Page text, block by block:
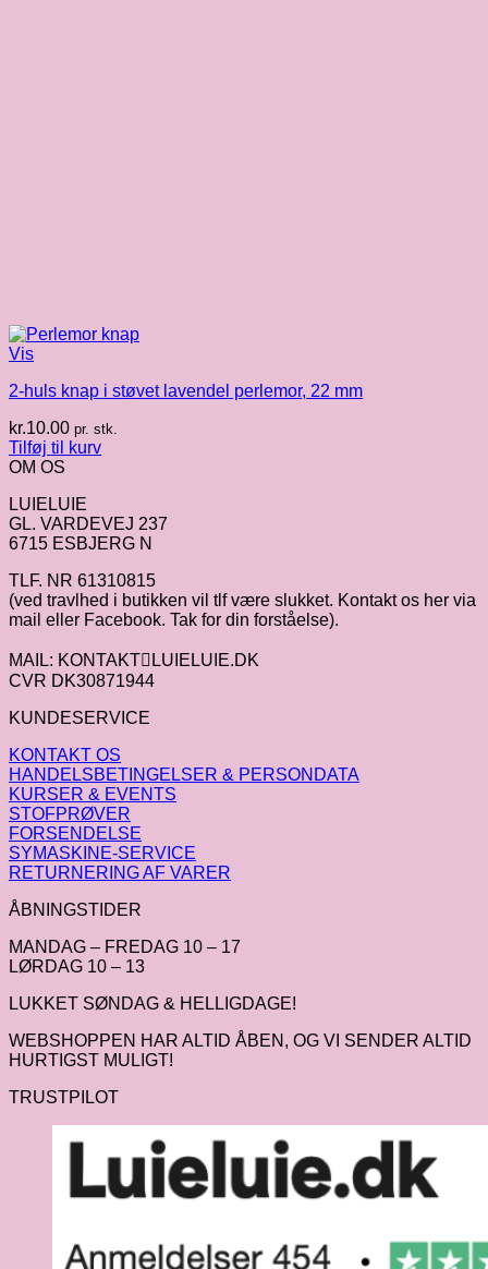
Vis
2-huls knap i støvet lavendel perlemor, 22 mm
kr.10.00 pr. stk.
Tilføj til kurv
OM OS
LUIELUIE
GL. VARDEVEJ 237
6715 ESBJERG N
TLF. NR 61310815
(ved travlhed i butikken vil tlf være slukket. Kontakt os her via
mail eller Facebook. Tak for din forståelse).
MAIL: KONTAKTLUIELUIE.DK
CVR DK30871944
KUNDESERVICE
KONTAKT OS
HANDELSBETINGELSER & PERSONDATA
KURSER & EVENTS
STOFPRØVER
FORSENDELSE
SYMASKINE-SERVICE
RETURNERING AF VARER
ÅBNINGSTIDER
MANDAG – FREDAG 10 – 17
LØRDAG 10 – 13
LUKKET SØNDAG & HELLIGDAGE!
WEBSHOPPEN HAR ALTID ÅBEN, OG VI SENDER ALTID
HURTIGST MULIGT!
TRUSTPILOT